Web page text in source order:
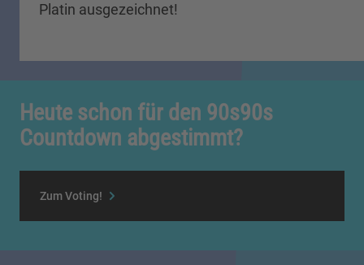
Platin ausgezeichnet!
Heute schon für den 90s90s
Countdown abgestimmt?
Zum Voting!